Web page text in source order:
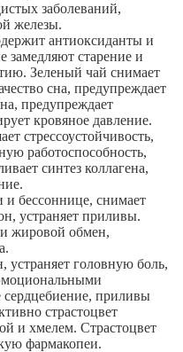
заболеваний,
железы.
антиоксиданты и
замедляют старение и
Зеленый чай снимает
сна, предупреждает
предупреждает
кровяное давление.
стрессоустойчивость,
работоспособность,
синтез коллагена,
и бессоннице, снимает
устраняет приливы.
жировой обмен,
устраняет головную боль,
сердцебиение, приливы
страстоцвет
и хмелем. Страстоцвет
фармакопеи.